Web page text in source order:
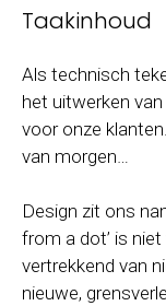
Taakinhoud
Als technisch
het uitwerken
voor onze
van morgen…
Design zit ons
from a dot’ is
vertrekkend van
nieuwe,